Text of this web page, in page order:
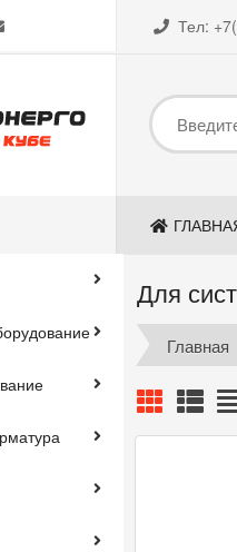
Тел:
л
Для
Главная